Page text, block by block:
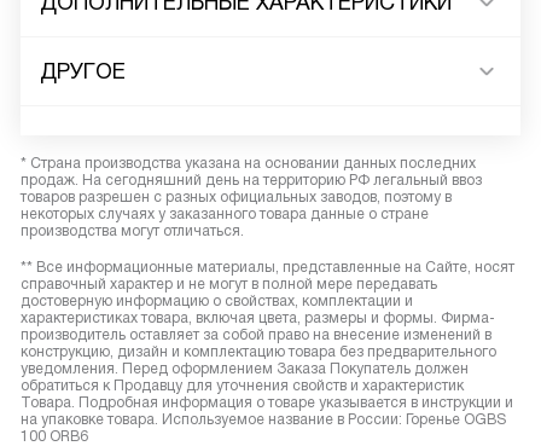
ДРУГОЕ
* Страна производства указана на основании данных последних
продаж. На сегодняшний день на территорию РФ легальный ввоз
товаров разрешен с разных официальных заводов, поэтому в
некоторых случаях у заказанного товара данные о стране
производства могут отличаться.
** Все информационные материалы, представленные на Сайте, носят
справочный характер и не могут в полной мере передавать
достоверную информацию о свойствах, комплектации и
характеристиках товара, включая цвета, размеры и формы. Фирма-
производитель оставляет за собой право на внесение изменений в
конструкцию, дизайн и комплектацию товара без предварительного
уведомления. Перед оформлением Заказа Покупатель должен
обратиться к Продавцу для уточнения свойств и характеристик
Товара. Подробная информация о товаре указывается в инструкции и
на упаковке товара. Используемое название в России: Горенье OGBS
100 ORB6